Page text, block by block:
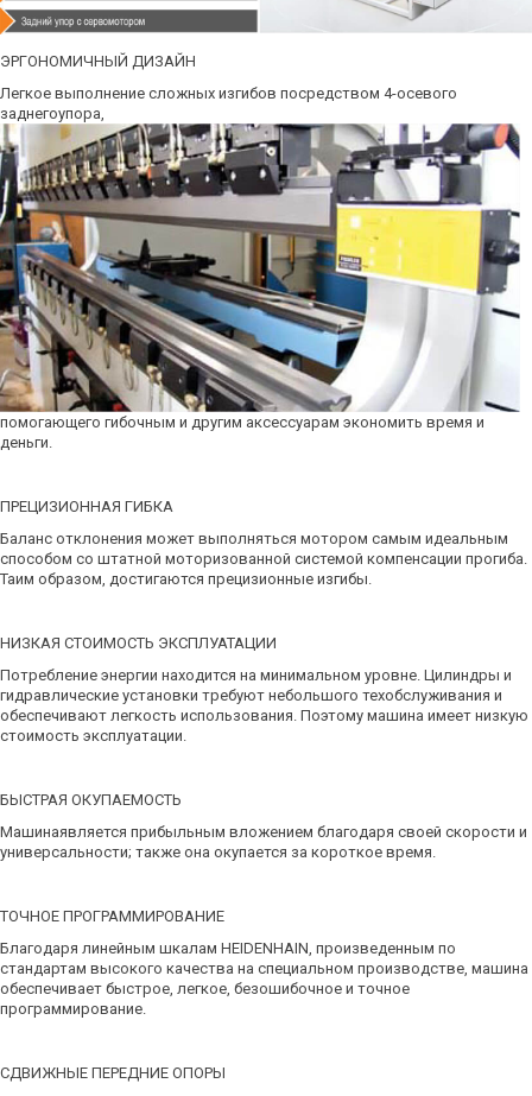
ЭРГОНОМИЧНЫЙ ДИЗАЙН
Легкое выполнение сложных изгибов посредством 4-осевого
заднегоупора,
помогающего гибочным и другим аксессуарам экономить время и
деньги.
ПРЕЦИЗИОННАЯ ГИБКА
Баланс отклонения может выполняться мотором самым идеальным
способом со штатной моторизованной системой компенсации прогиба.
Таим образом, достигаются прецизионные изгибы.
НИЗКАЯ СТОИМОСТЬ ЭКСПЛУАТАЦИИ
Потребление энергии находится на минимальном уровне. Цилиндры и
гидравлические установки требуют небольшого техобслуживания и
обеспечивают легкость использования. Поэтому машина имеет низкую
стоимость эксплуатации.
БЫСТРАЯ ОКУПАЕМОСТЬ
Машинаявляется прибыльным вложением благодаря своей скорости и
универсальности; также она окупается за короткое время.
ТОЧНОЕ ПРОГРАММИРОВАНИЕ
Благодаря линейным шкалам HEIDENHAIN, произведенным по
стандартам высокого качества на специальном производстве, машина
обеспечивает быстрое, легкое, безошибочное и точное
программирование.
СДВИЖНЫЕ ПЕРЕДНИЕ ОПОРЫ